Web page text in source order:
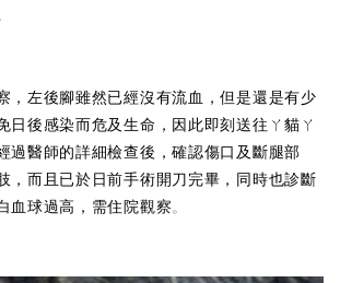
，左後腳雖然已經沒有流血，但是還是有少
日後感染而危及生命，因此即刻送往ㄚ貓ㄚ
過醫師的詳細檢查後，確認傷口及斷腿部
，而且已於日前手術開刀完畢，同時也診斷
血球過高，需住院觀察。